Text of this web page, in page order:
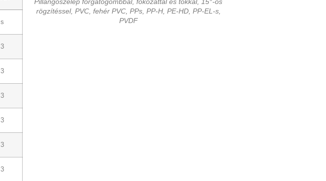
s
3
3
3
3
3
3
Pillangószelep forgatógombbal, fokozattal és tokkal, 15°-os
rögzítéssel, PVC, fehér PVC, PPs, PP-H, PE-HD, PP-EL-s,
PVDF